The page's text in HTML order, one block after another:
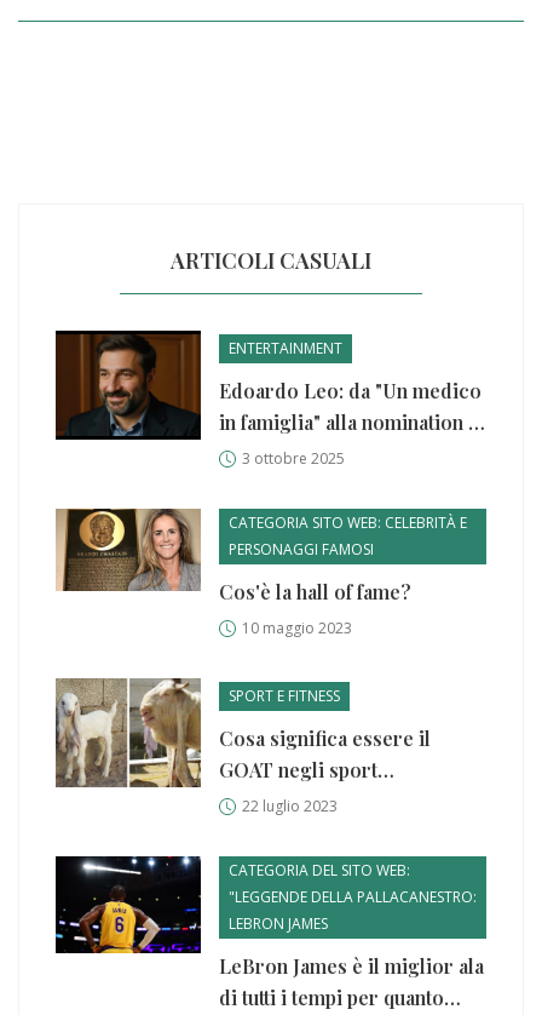
ARTICOLI CASUALI
ENTERTAINMENT
Edoardo Leo: da "Un medico
in famiglia" alla nomination al
David di Donatello
3 ottobre 2025
CATEGORIA SITO WEB: CELEBRITÀ E
PERSONAGGI FAMOSI
Cos'è la hall of fame?
10 maggio 2023
SPORT E FITNESS
Cosa significa essere il
GOAT negli sport
statunitensi?
22 luglio 2023
CATEGORIA DEL SITO WEB:
"LEGGENDE DELLA PALLACANESTRO:
LEBRON JAMES
LeBron James è il miglior ala
di tutti i tempi per quanto